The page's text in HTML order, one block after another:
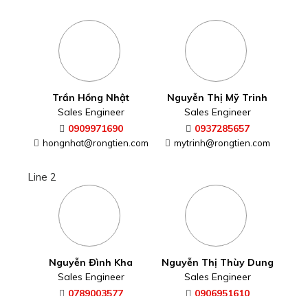
Trần Hồng Nhật
Sales Engineer
0909971690
hongnhat@rongtien.com
Nguyễn Thị Mỹ Trinh
Sales Engineer
0937285657
mytrinh@rongtien.com
Line 2
Nguyễn Đình Kha
Sales Engineer
0789003577
Nguyễn Thị Thùy Dung
Sales Engineer
0906951610